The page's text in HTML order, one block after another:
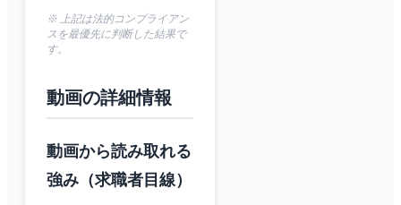
※ 上記は法的コンプライアン
スを最優先に判断した結果で
す。
動画の詳細情報
動画から読み取れる
強み（求職者目線）